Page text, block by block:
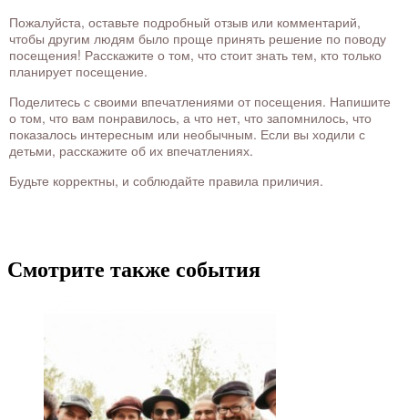
Пожалуйста, оставьте подробный отзыв или комментарий,
чтобы другим людям было проще принять решение по поводу
посещения! Расскажите о том, что стоит знать тем, кто только
планирует посещение.
Поделитесь с своими впечатлениями от посещения. Напишите
о том, что вам понравилось, а что нет, что запомнилось, что
показалось интересным или необычным. Если вы ходили с
детьми, расскажите об их впечатлениях.
Будьте корректны, и соблюдайте правила приличия.
Смотрите также события